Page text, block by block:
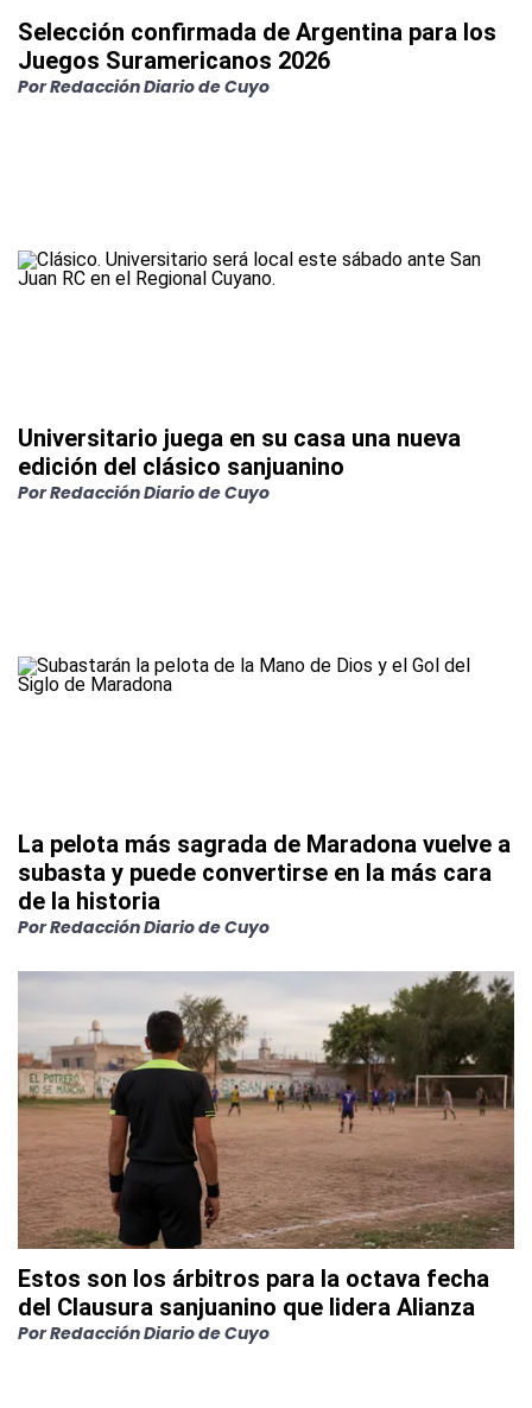
Selección confirmada de Argentina para los
Juegos Suramericanos 2026
PorRedacción Diario de Cuyo
Universitario juega en su casa una nueva
edición del clásico sanjuanino
PorRedacción Diario de Cuyo
La pelota más sagrada de Maradona vuelve a
subasta y puede convertirse en la más cara
de la historia
PorRedacción Diario de Cuyo
Estos son los árbitros para la octava fecha
del Clausura sanjuanino que lidera Alianza
PorRedacción Diario de Cuyo